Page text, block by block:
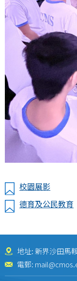
校園展影
德育及公民教育
地址: 新界沙田馬
電郵: